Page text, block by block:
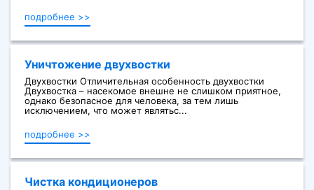
подробнее >>
Уничтожение двухвостки
Двухвостки Отличительная особенность двухвостки
Двухвостка – насекомое внешне не слишком приятное,
однако безопасное для человека, за тем лишь
исключением, что может являтьс...
подробнее >>
Чистка кондиционеров